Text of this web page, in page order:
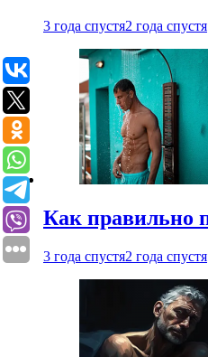
3 года спустя2 года спустя
Как правильно
3 года спустя2 года спустя